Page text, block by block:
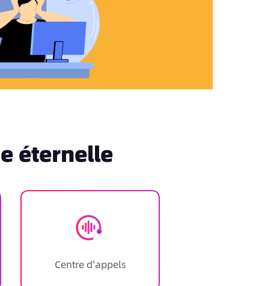
éternelle
Centre d'appels